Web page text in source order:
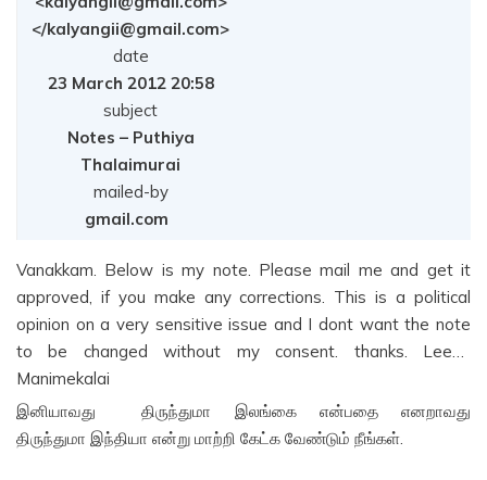
</kalyangii@gmail.com>
date
23 March 2012 20:58
subject
Notes – Puthiya
Thalaimurai
mailed-by
gmail.com
Vanakkam. Below is my note. Please mail me and get it
approved, if you make any corrections. This is a political
opinion on a very sensitive issue and I dont want the note
to be changed without my consent. thanks. Leena
Manimekalai
இனியாவது திருந்துமா இலங்கை என்பதை எனறாவது
திருந்துமா இந்தியா என்று மாற்றி கேட்க வேண்டும் நீங்கள்.